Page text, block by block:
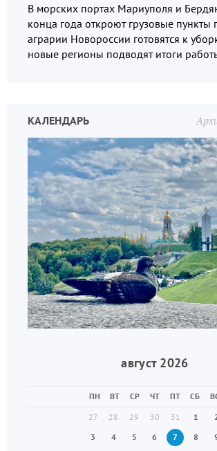
В морских портах Мариуполя и
конца года откроют грузовые пункты
аграрии Новороссии готовятся к
новые регионы подводят итоги
КАЛЕНДАРЬ
август 2026
ПН ВТ СР ЧТ ПТ СБ
27
28 29 30 31 1
3
4 5 6 7 8